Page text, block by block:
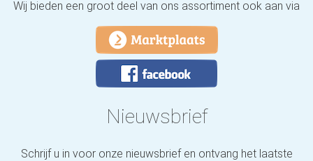
Wij bieden een groot deel van ons assortiment ook aan via
Nieuwsbrief
Schrijf u in voor onze nieuwsbrief en ontvang het laatste